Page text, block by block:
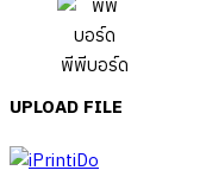
พีพีบอร์ด
UPLOAD FILE